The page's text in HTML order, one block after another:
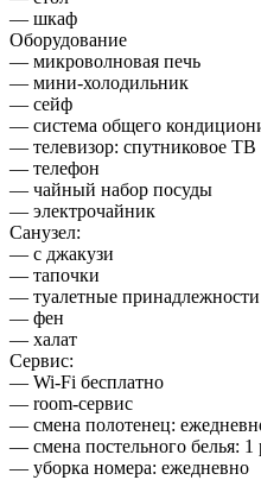
— шкаф
Оборудование
— микроволновая печь
— мини-холодильник
— сейф
— система общего
— телевизор: спутниковое ТВ
— телефон
— чайный набор посуды
— электрочайник
Санузел:
— с джакузи
— тапочки
— туалетные принадлежности
— фен
— халат
Сервис:
— Wi-Fi бесплатно
— room-сервис
— смена полотенец:
— смена постельного белья: 1
— уборка номера: ежедневно